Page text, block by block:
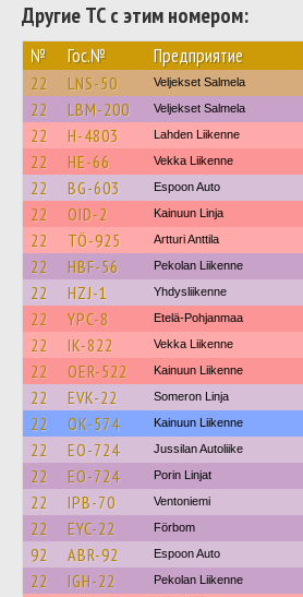
Другие ТС с этим номером:
№ Гос.№ Предприятие
22 LNS-50 Veljekset Salmela
22 LBM-200 Veljekset Salmela
22 H-4803 Lahden Liikenne
22 HE-66 Vekka Liikenne
22 BG-603 Espoon Auto
22 OID-2 Kainuun Linja
22 TÖ-925 Artturi Anttila
22 HBF-56 Pekolan Liikenne
22 HZJ-1 Yhdysliikenne
22 YPC-8 Etelä-Pohjanmaa
22 IK-822 Vekka Liikenne
22 OER-522 Kainuun Liikenne
22 EVK-22 Someron Linja
22 OK-574 Kainuun Liikenne
22 EO-724 Jussilan Autoliike
22 EO-724 Porin Linjat
22 IPB-70 Ventoniemi
22 EYC-22 Förbom
92 ABR-92 Espoon Auto
22 IGH-22 Pekolan Liikenne